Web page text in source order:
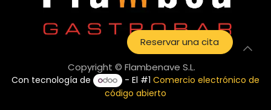
Reservar una cita
Copyright © Flambenave S.L.
Con tecnología de - El #1Comercio electrónico de
código abierto